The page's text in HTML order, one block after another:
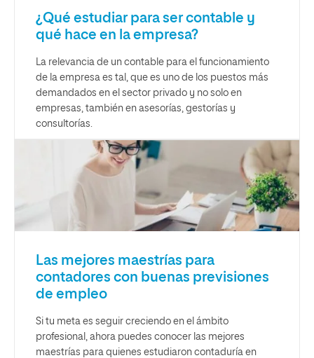
¿Qué estudiar para ser contable y
qué hace en la empresa?
La relevancia de un contable para el funcionamiento
de la empresa es tal, que es uno de los puestos más
demandados en el sector privado y no solo en
empresas, también en asesorías, gestorías y
consultorías.
Las mejores maestrías para
contadores con buenas previsiones
de empleo
Si tu meta es seguir creciendo en el ámbito
profesional, ahora puedes conocer las mejores
maestrías para quienes estudiaron contaduría en